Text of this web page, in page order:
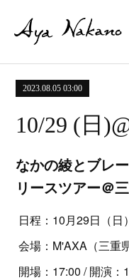
2023.08.05 03:00
10/29 (日
なかの綾とブレ
リースツアー＠
日程：10月29日（日）
会場：M'AXA（三重
開場：17:00 / 開演：